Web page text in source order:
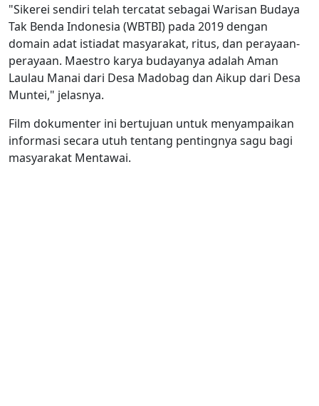
"Sikerei sendiri telah tercatat sebagai Warisan Budaya
Tak Benda Indonesia (WBTBI) pada 2019 dengan
domain adat istiadat masyarakat, ritus, dan perayaan-
perayaan. Maestro karya budayanya adalah Aman
Laulau Manai dari Desa Madobag dan Aikup dari Desa
Muntei," jelasnya.
Film dokumenter ini bertujuan untuk menyampaikan
informasi secara utuh tentang pentingnya sagu bagi
masyarakat Mentawai.